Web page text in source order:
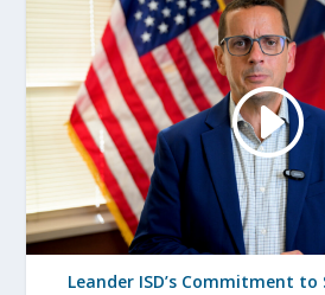
Leander ISD’s Commitment